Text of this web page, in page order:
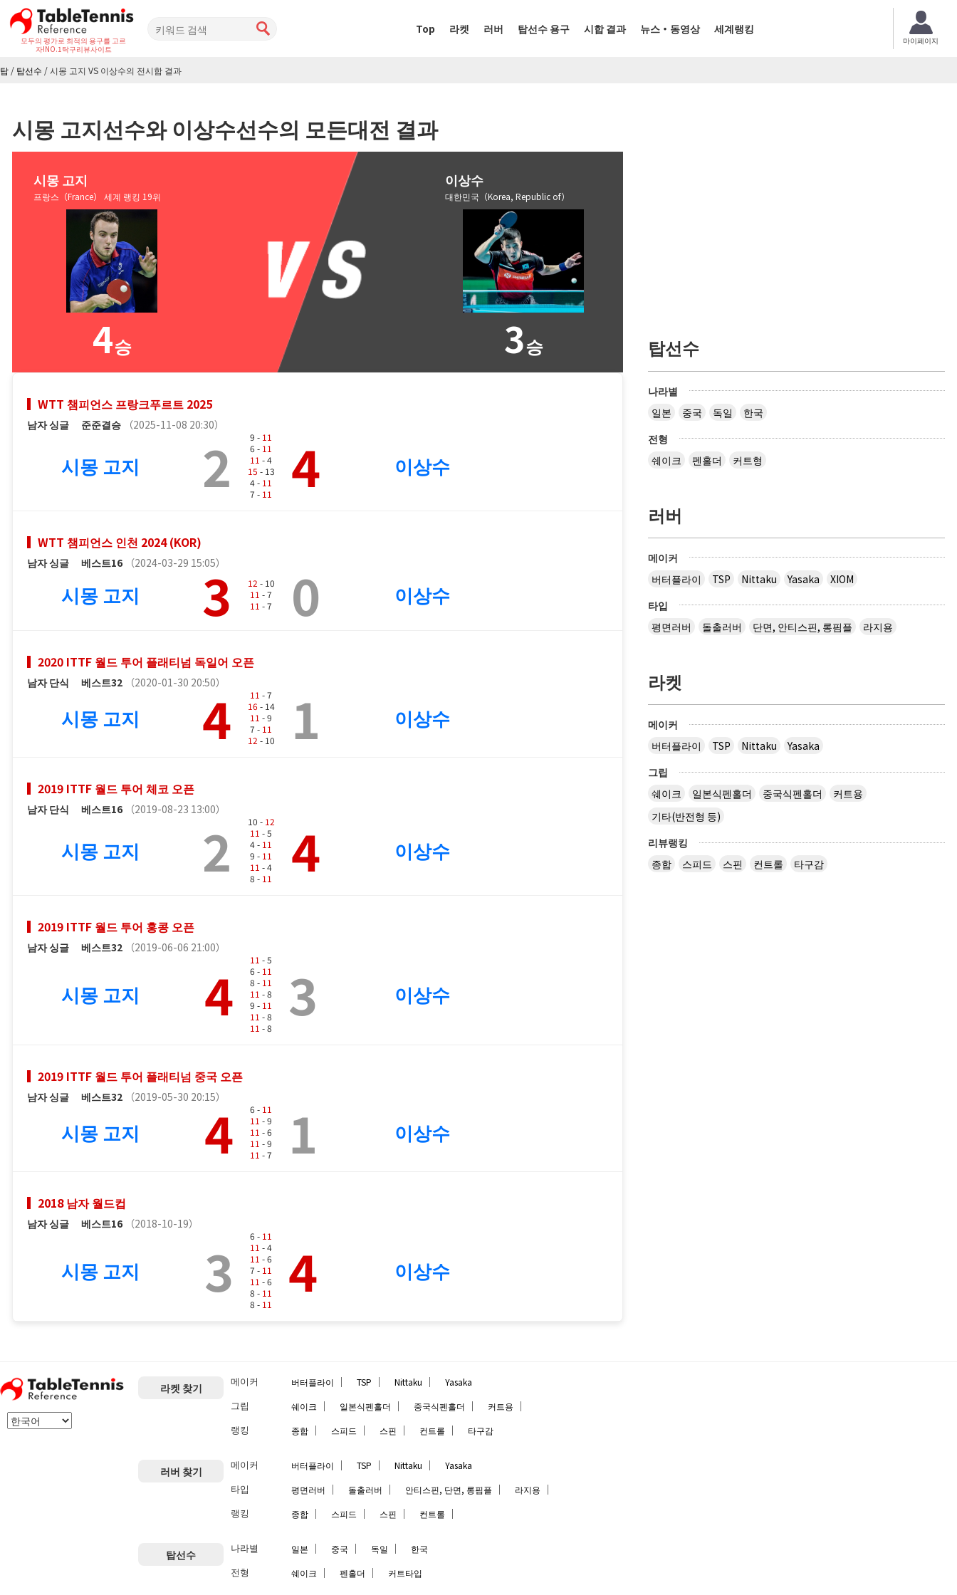
모두의 평가로 최적의 용구를 고르
자!NO.1탁구리뷰사이트
Top 라켓 러버 탑선수 용구 시합 결과 뉴스・동영상 세계랭킹
마이페이지
탑 / 탑선수 /시몽 고지 VS 이상수의 전시합 결과
시몽 고지선수와 이상수선수의 모든대전 결과
시몽 고지
프랑스（France） 세계 랭킹 19위
4승
이상수
대한민국（Korea, Republic of）
3승
WTT 챔피언스 프랑크푸르트 2025
남자 싱글 준준결승 （2025-11-08 20:30）
시몽 고지 2 9 - 11
6 - 11
11 - 4
15 - 13
4 - 11
7 - 11 4 이상수
WTT 챔피언스 인천 2024 (KOR)
남자 싱글 베스트16 （2024-03-29 15:05）
시몽 고지 3 12 - 10
11 - 7
11 - 7 0 이상수
2020 ITTF 월드 투어 플래티넘 독일어 오픈
남자 단식 베스트32 （2020-01-30 20:50）
시몽 고지 4 11 - 7
16- 14
11 - 9
7 - 11
12 - 10 1 이상수
2019 ITTF 월드 투어 체코 오픈
남자 단식 베스트16 （2019-08-23 13:00）
시몽 고지 2 10 - 12
11 - 5
4 - 11
9 - 11
11 - 4
8 - 11 4 이상수
2019 ITTF 월드 투어 홍콩 오픈
남자 싱글 베스트32 （2019-06-06 21:00）
시몽 고지 4 11 - 5
6 - 11
8 - 11
11 - 8
9 - 11
11 - 8
11 - 8 3 이상수
2019 ITTF 월드 투어 플래티넘 중국 오픈
남자 싱글 베스트32 （2019-05-30 20:15）
시몽 고지 4 6 - 11
11 - 9
11 - 6
11 - 9
11 - 7 1 이상수
2018 남자 월드컵
남자 싱글 베스트16 （2018-10-19）
시몽 고지 3 6 - 11
11 - 4
11 - 6
7 - 11
11 - 6
8 - 11
8 - 11 4 이상수
탑선수
나라별
일본
중국 독일
한국
전형
쉐이크
펜홀더 커트형
러버
메이커
버터플라이
TSP Nittaku Yasaka
XIOM
타입
평면러버
돌출러버 단면, 안티스핀, 롱핌플 라지용
라켓
메이커
버터플라이
TSP Nittaku
Yasaka
그립
쉐이크
일본식펜홀더 중국식펜홀더
커트용
기타(반전형 등)
리뷰랭킹
종합
스피드 스핀 컨트롤 타구감
라켓 찾기 메이커 버터플라이 ｜ TSP ｜ Nittaku ｜ Yasaka
그립 쉐이크 ｜ 일본식펜홀더 ｜ 중국식펜홀더 ｜ 커트용 ｜
랭킹 종합 ｜ 스피드 ｜ 스핀 ｜ 컨트롤 ｜ 타구감
러버 찾기 메이커 버터플라이 ｜ TSP ｜ Nittaku ｜ Yasaka
타입 평면러버 ｜ 돌출러버 ｜ 안티스핀, 단면, 롱핌플 ｜ 라지용 ｜
랭킹 종합 ｜ 스피드 ｜ 스핀 ｜ 컨트롤 ｜
탑선수 나라별 일본 ｜ 중국 ｜ 독일 ｜ 한국
전형 쉐이크 ｜ 펜홀더 ｜ 커트타입